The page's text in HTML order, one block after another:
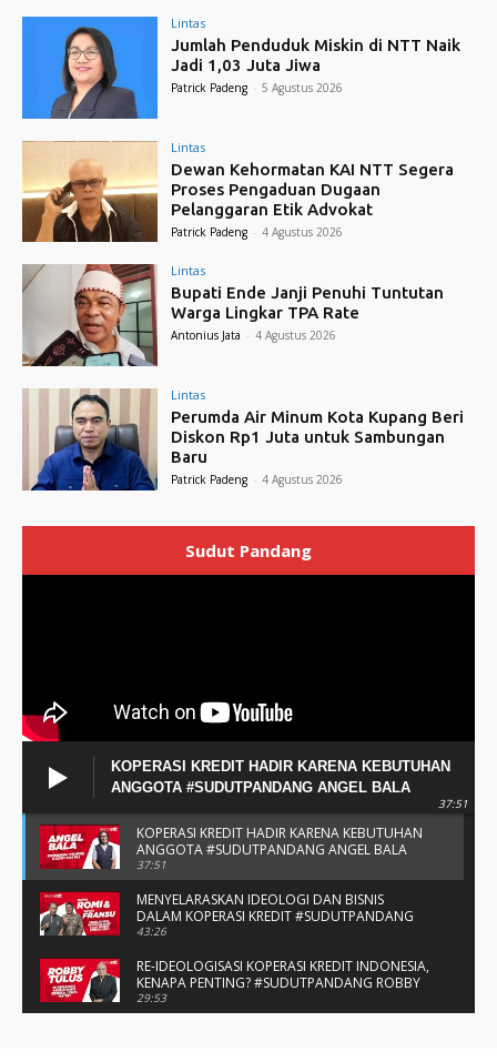
Lintas
Jumlah Penduduk Miskin di NTT Naik
Jadi 1,03 Juta Jiwa
Patrick Padeng - 5 Agustus 2026
Lintas
Dewan Kehormatan KAI NTT Segera
Proses Pengaduan Dugaan
Pelanggaran Etik Advokat
Patrick Padeng - 4 Agustus 2026
Lintas
Bupati Ende Janji Penuhi Tuntutan
Warga Lingkar TPA Rate
Antonius Jata - 4 Agustus 2026
Lintas
Perumda Air Minum Kota Kupang Beri
Diskon Rp1 Juta untuk Sambungan
Baru
Patrick Padeng - 4 Agustus 2026
Sudut Pandang
KOPERASI KREDIT HADIR KARENA KEBUTUHAN
ANGGOTA #SUDUTPANDANG ANGEL BALA
37:51
KOPERASI KREDIT HADIR KARENA KEBUTUHAN
ANGGOTA #SUDUTPANDANG ANGEL BALA
37:51
MENYELARASKAN IDEOLOGI DAN BISNIS
DALAM KOPERASI KREDIT #SUDUTPANDANG
BAPAK ROMI & BAPAK FRANSU
43:26
RE-IDEOLOGISASI KOPERASI KREDIT INDONESIA,
KENAPA PENTING? #SUDUTPANDANG ROBBY
TULUS
29:53